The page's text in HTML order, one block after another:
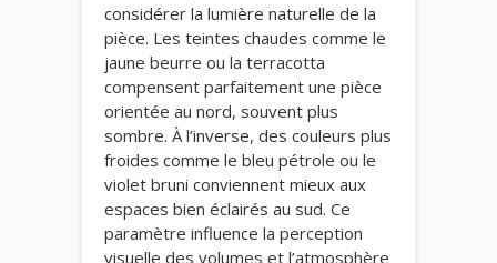
considérer la lumière naturelle de la
pièce. Les teintes chaudes comme le
jaune beurre ou la terracotta
compensent parfaitement une pièce
orientée au nord, souvent plus
sombre. À l’inverse, des couleurs plus
froides comme le bleu pétrole ou le
violet bruni conviennent mieux aux
espaces bien éclairés au sud. Ce
paramètre influence la perception
visuelle des volumes et l’atmosphère